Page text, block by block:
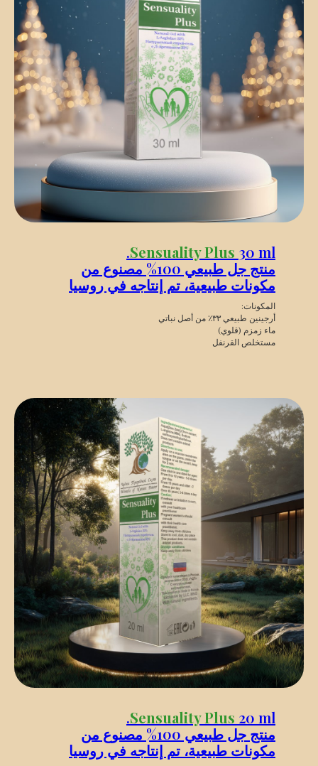
Sensuality Plus 30 ml.
منتج جل طبيعي 100% مصنوع من
مكونات طبيعية، تم إنتاجه في روسيا
المكونات:
أرجينين طبيعي ٣٣٪ من أصل نباتي
ماء زمزم (قلوي)
مستخلص القرنفل
Sensuality Plus 20 ml.
منتج جل طبيعي 100% مصنوع من
مكونات طبيعية، تم إنتاجه في روسيا